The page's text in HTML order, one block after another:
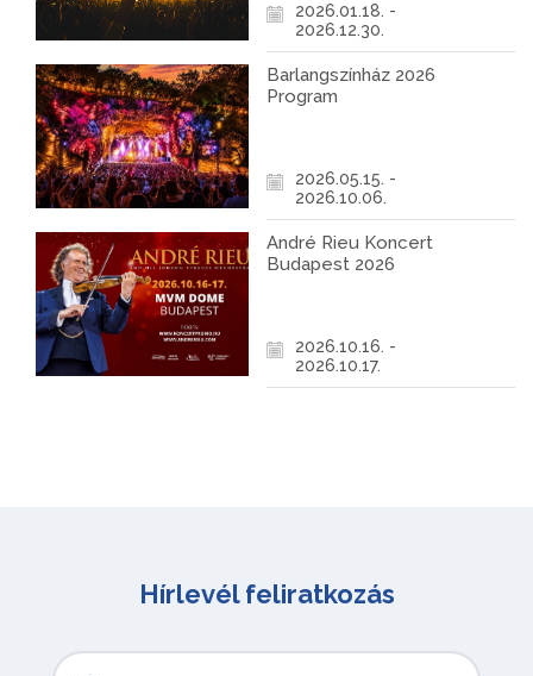
2026.01.18. -
2026.12.30.
Barlangszínház 2026
Program
2026.05.15. -
2026.10.06.
André Rieu Koncert
Budapest 2026
2026.10.16. -
2026.10.17.
Hírlevél feliratkozás